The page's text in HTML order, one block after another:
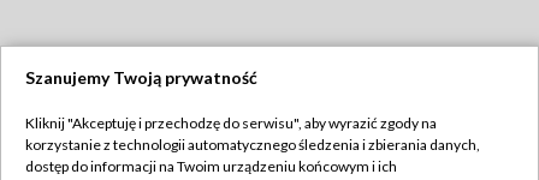
TVP
Szanujemy Twoją prywatność
Kliknij "Akceptuję i przechodzę do serwisu", aby wyrazić zgody na
korzystanie z technologii automatycznego śledzenia i zbierania danych,
dostęp do informacji na Twoim urządzeniu końcowym i ich